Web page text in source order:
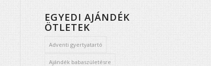
EGYEDI AJÁNDÉK
ÖTLETEK
Adventi gyertyatartó
Ajándék babaszületésre